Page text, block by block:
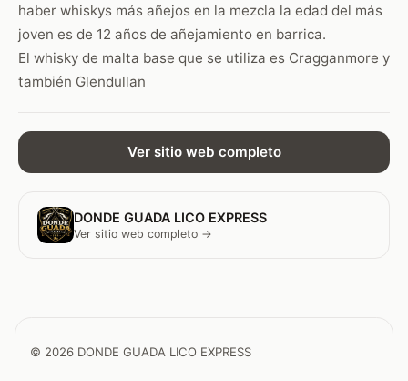
haber whiskys más añejos en la mezcla la edad del más
joven es de 12 años de añejamiento en barrica.
El whisky de malta base que se utiliza es Cragganmore y
también Glendullan
Ver sitio web completo
DONDE GUADA LICO EXPRESS
Ver sitio web completo →
© 2026 DONDE GUADA LICO EXPRESS